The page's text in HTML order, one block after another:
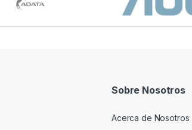
Sobre Nosotros
Acerca de Nosotros